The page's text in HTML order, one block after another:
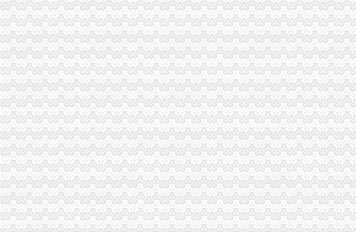
重庆海关公告2017年第15号关于实施优惠原产地无纸申报有关事宜的
重庆海关2009年报关员报名确认的公告-报关员-环球网校
重庆海关率先推出“三自一简”创新举措助力殊监管区域科学发展_
重庆海关：做好转型升级“加速器”_财经_腾讯网
重庆海关和北京海关票进口区域通关货物运行成功-银行频道-和讯网
奇帆出席重庆海关关长任职仪式_国内_新民网
2012年重庆海关税务、昆明海关税务报考条件？？-重庆公务员-
春节7天重庆海关验放进出境旅客2.78万人次-今日重庆-华龙网
重庆海关破获例航空口岸走品案嫌疑内1503克-今日重
重庆海关推广电子支付去年过半关税网上收取-搜狐财经
【2012年重庆海关公开遴选公务员报名况公示】-环球网校
2017年重庆海关造价员年审报名中心_志趣网
重庆海关深入企业为跨境电商发展支招_新浪新闻
重庆海关支持璧山工业园设保税仓库助推经济发展——网·重庆视